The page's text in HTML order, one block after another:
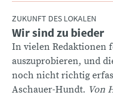
ZUKUNFT DES LOKALEN
:Wir sind zu bieder
In vielen Redaktionen
auszuprobieren, und
noch nicht richtig
Aschauer-Hundt. Von